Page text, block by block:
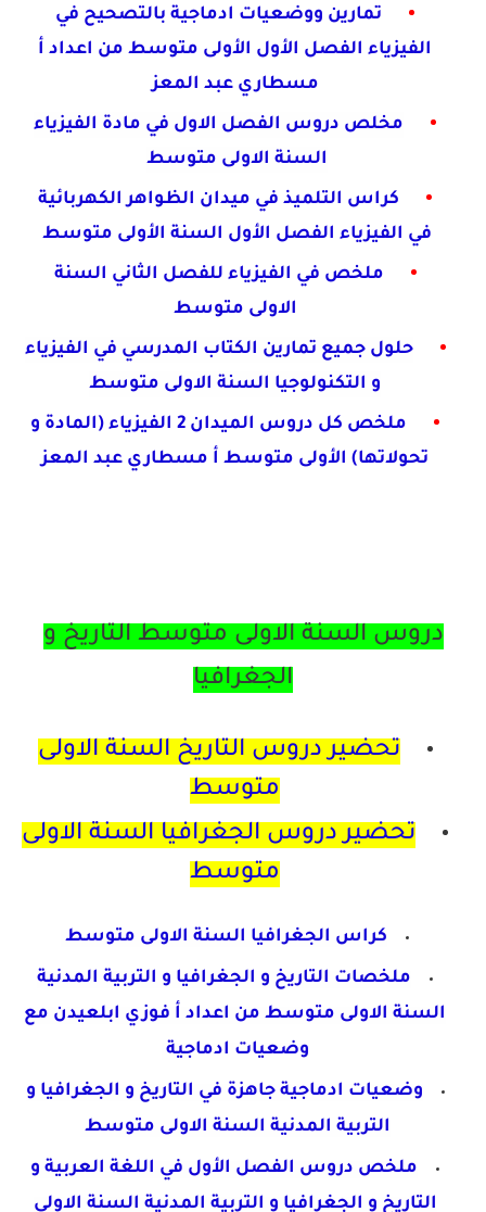
تمارين ووضعيات ادماجية بالتصحيح في
الفيزياء الفصل الأول الأولى متوسط من اعداد أ
مسطاري عبد المعز
مخلص دروس الفصل الاول في مادة الفيزياء
السنة الاولى متوسط
كراس التلميذ في ميدان الظواهر الكهربائية
في الفيزياء الفصل الأول السنة الأولى متوسط
ملخص في الفيزياء للفصل الثاني السنة
الاولى متوسط
حلول جميع تمارين الكتاب المدرسي في الفيزياء
و التكنولوجيا السنة الاولى متوسط
ملخص كل دروس الميدان 2 الفيزياء (المادة
و
تحولاتها) الأولى متوسط أ مسطاري عبد المعز
دروس السنة الاولى متوسط التاريخ و
الجغرافيا
تحضير دروس التاريخ السنة الاولى
متوسط
تحضير دروس الجغرافيا السنة الاولى
متوسط
كراس الجغرافيا السنة الاولى متوسط
ملخصات التاريخ و الجغرافيا و التربية المدنية
السنة الاولى متوسط من اعداد أ فوزي ابلعيدن مع
وضعيات ادماجية
وضعيات ادماجية جاهزة في التاريخ و الجغرافيا و
التربية المدنية السنة الاولى متوسط
ملخص دروس الفصل الأول في اللغة العربية و
التاريخ و الجغرافيا و التربية المدنية السنة الاولى